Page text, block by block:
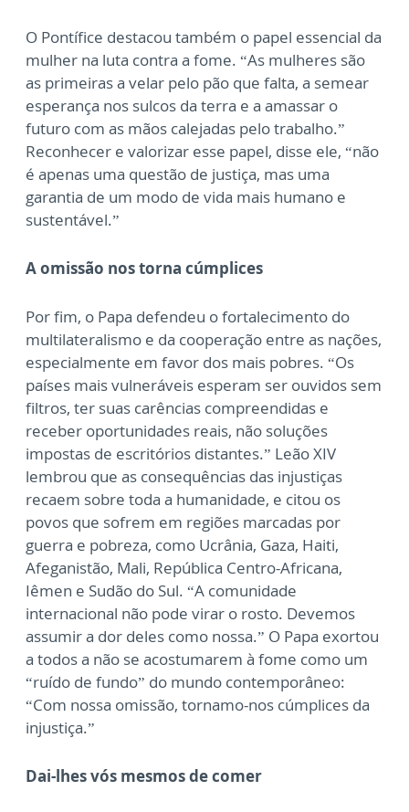
O Pontífice destacou também o papel essencial da
mulher na luta contra a fome. “As mulheres são
as primeiras a velar pelo pão que falta, a semear
esperança nos sulcos da terra e a amassar o
futuro com as mãos calejadas pelo trabalho.”
Reconhecer e valorizar esse papel, disse ele, “não
é apenas uma questão de justiça, mas uma
garantia de um modo de vida mais humano e
sustentável.”
A omissão nos torna cúmplices
Por fim, o Papa defendeu o fortalecimento do
multilateralismo e da cooperação entre as nações,
especialmente em favor dos mais pobres. “Os
países mais vulneráveis esperam ser ouvidos sem
filtros, ter suas carências compreendidas e
receber oportunidades reais, não soluções
impostas de escritórios distantes.” Leão XIV
lembrou que as consequências das injustiças
recaem sobre toda a humanidade, e citou os
povos que sofrem em regiões marcadas por
guerra e pobreza, como Ucrânia, Gaza, Haiti,
Afeganistão, Mali, República Centro-Africana,
Iêmen e Sudão do Sul. “A comunidade
internacional não pode virar o rosto. Devemos
assumir a dor deles como nossa.” O Papa exortou
a todos a não se acostumarem à fome como um
“ruído de fundo” do mundo contemporâneo:
“Com nossa omissão, tornamo-nos cúmplices da
injustiça.”
Dai-lhes vós mesmos de comer